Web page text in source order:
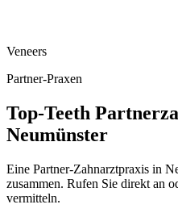
Veneers
Partner-Praxen
Top-Teeth
Neumünster
Eine Partner-Zahnarztpraxis in
zusammen. Rufen Sie direkt an
vermitteln.